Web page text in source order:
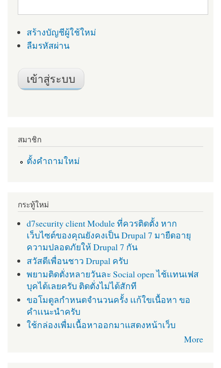
สร้างบัญชีผู้ใช้ใหม่
ลืมรหัสผ่าน
สมาชิก
ตั้งคำถามใหม่
กระทู้ใหม่
d7security client Module ที่ควรติดตั้ง หาก
เว็บไซต์ของคุณยังคงเป็น Drupal 7 มายืดอายุ
ความปลอดภัยให้ Drupal 7 กัน
สวัสดีเพื่อนชาว Drupal ครับ
พยามติดตั่งหลายวันละ Social open ไช้เเทนเฟส
บุคได้เลยครับ ติดตั่งไม่ได้สักที
ขอโมดูลกำหนดจำนวนครั้ง เเก้ใขเนื้อหา ขอ
คำเเนะนำครับ
ใช้กล่องเพื่มเนื้อหาออกมาแสดงหน้าเว็บ
More